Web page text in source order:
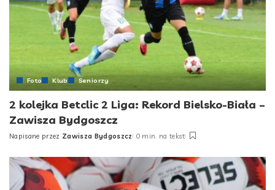
Foto Klub Seniorzy
2 kolejka Betclic 2 Liga: Rekord Bielsko-Biała –
Zawisza Bydgoszcz
Posted
Napisane przez Zawisza Bydgoszcz 0 min. na tekst